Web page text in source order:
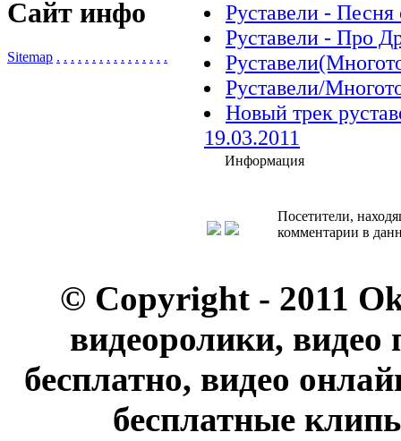
Сайт инфо
Sitemap . . . . . . . . . . . . . . . .
Руставели - Песня
Руставели - Про
Руставели/
Новый трек
19.03.2011
Информация
Посетители,
комментарии в
© Copyright - 2011
видеоролики, видео
бесплатно, видео
бесплатные